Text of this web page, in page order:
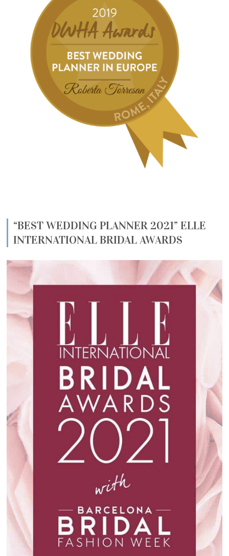
“BEST WEDDING PLANNER 2021” ELLE
INTERNATIONAL BRIDAL AWARDS